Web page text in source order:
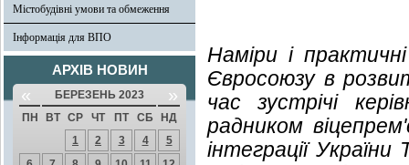
Містобудівні умови та обмеження
Інформація для ВПО
АРХІВ НОВИН
« БЕРЕЗЕНЬ 2023 »
ПН ВТ СР ЧТ ПТ СБ
НД
1
2 3 4
5
Наміри і
Євросоюзу в
час зустрічі
радником
інтеграції